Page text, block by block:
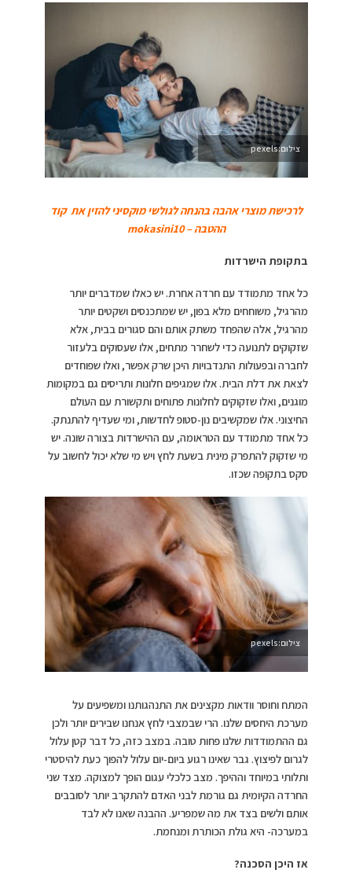
צילום:pexels
לרכישת מוצרי אהבה בהנחה לגולשי מוקסיני להזין את קוד
ההטבה – mokasini10
בתקופת הישרדות
כל אחד מתמודד עם חרדה אחרת. יש כאלו שמדברים יותר
מהרגיל, משוחחים מלא בפון, יש שמתכנסים ושקטים יותר
מהרגיל, אלה שהפחד משתק אותם והם סגורים בבית, אלא
שזקוקים לתנועה כדי לשחרר מתחים, אלו שעסוקים בלעזור
לחברה ובפעולות התנדבויות היכן שרק אפשר, ואלו שפוחדים
לצאת את דלת הבית. אלו שמגיפים חלונות ותריסים גם במקומות
מוגנים, ואלו שזקוקים לחלונות פתוחים ותקשורת עם העולם
החיצוני. אלו שמקשיבים נון-סטופ לחדשות, ומי שעדיף להתנתק.
כל אחד מתמודד עם הטראומה, עם ההישרדות בצורה שונה. יש
מי שזקוק להתפרק מינית בשעת לחץ ויש מי שלא יכול לחשוב על
סקס בתקופה שכזו.
צילום:pexels
המתח וחוסר וודאות מקצינים את התנהגותנו ומשפיעים על
מערכת היחסים שלנו. הרי שבמצבי לחץ אנחנו שבירים יותר ולכן
גם ההתמודדות שלנו פחות טובה. במצב כזה, כל דבר קטן עלול
לגרום לפיצוץ. גבר שאינו רגוע ביום-יום עלול להפוך כעת להיסטרי
ותלותי במיוחד וההיפך. מצב כלכלי עגום הופך למצוקה. מצד שני
החרדה הקיומית גם גורמת לבני האדם להתקרב יותר לסובבים
אותם ולשים בצד את מה שמפריע. ההבנה שאנו לא לבד
במערכה- היא גולת הכותרת ומנחמת.
אז היכן הסכנה?